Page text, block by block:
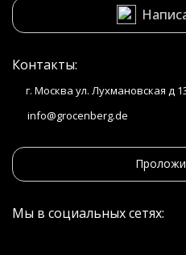
Контакты:
г. Москва ул. Лухмановская д
info@grocenberg.de
Мы в социальных сетях: